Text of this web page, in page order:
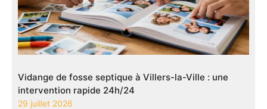
Vidange de fosse septique à Villers-la-Ville : une
intervention rapide 24h/24
29 juillet 2026